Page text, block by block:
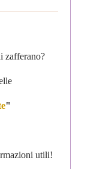
zafferano?
"
utili!